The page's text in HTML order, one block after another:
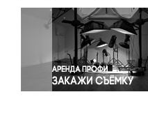
Светская жизнь
Спорт
Экология
Экономика и бизнес